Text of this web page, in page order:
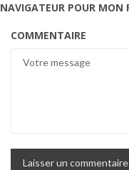
NAVIGATEUR POUR MON
COMMENTAIRE